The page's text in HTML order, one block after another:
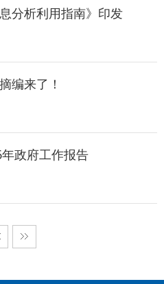
分析利用指南》印发
编来了！
政府工作报告